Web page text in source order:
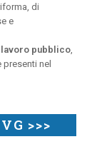
di
e
lavoro pubblico
presenti nel
>>>